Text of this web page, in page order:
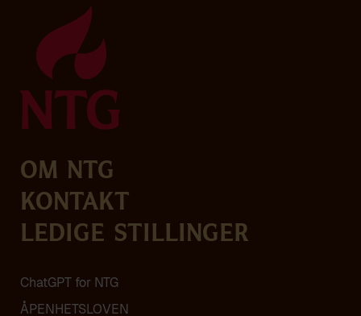
Om NTG
Kontakt
Ledige stillinger
ChatGPT for NTG
ÅPENHETSLOVEN